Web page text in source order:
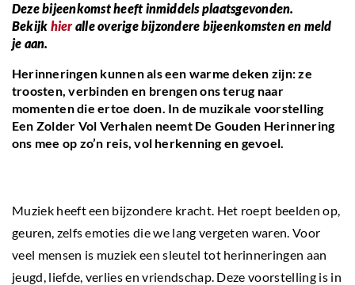
Deze bijeenkomst heeft inmiddels plaatsgevonden.
Bekijk hieralle overige bijzondere bijeenkomsten en meld
je aan.
Herinneringen kunnen als een warme deken zijn: ze
troosten, verbinden en brengen ons terug naar
momenten die ertoe doen. In de muzikale voorstelling
Een Zolder Vol Verhalen neemt De Gouden Herinnering
ons mee op zo’n reis, vol herkenning en gevoel.
Muziek heeft een bijzondere kracht. Het roept beelden op,
geuren, zelfs emoties die we lang vergeten waren. Voor
veel mensen is muziek een sleutel tot herinneringen aan
jeugd, liefde, verlies en vriendschap. Deze voorstelling is in